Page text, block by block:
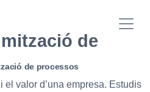
de processos
de
valor d’una empresa. Estudis